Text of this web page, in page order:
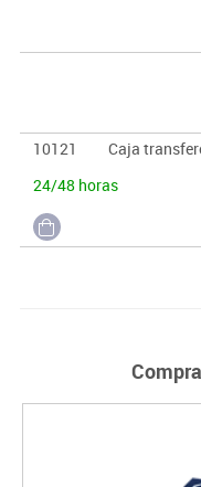
10121
Caja
24/48 horas